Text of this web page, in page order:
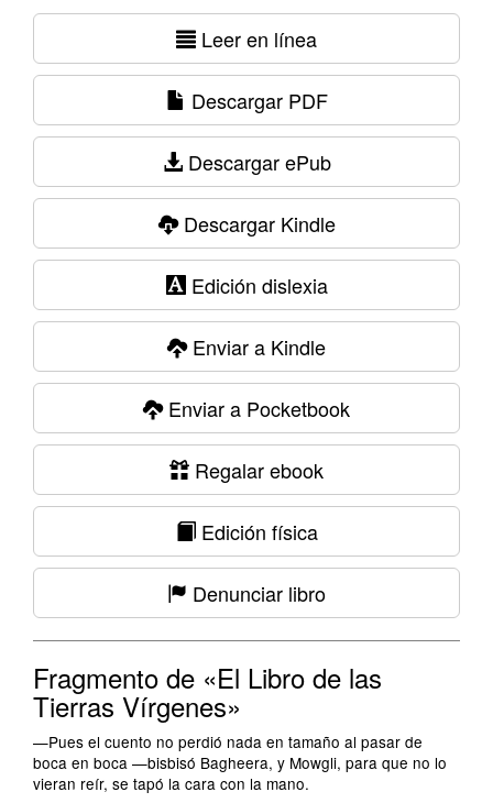
Leer en línea
Descargar PDF
Descargar ePub
Descargar Kindle
Edición dislexia
Enviar a Kindle
Enviar a Pocketbook
Regalar ebook
Edición física
Denunciar libro
Fragmento de «El Libro de las
Tierras Vírgenes»
—Pues el cuento no perdió nada en tamaño al pasar de
boca en boca —bisbisó Bagheera, y Mowgli, para que no lo
vieran reír, se tapó la cara con la mano.